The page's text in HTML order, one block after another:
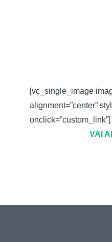
[vc_single_image
alignment=”center”
onclick=”custom_link”]
VAI